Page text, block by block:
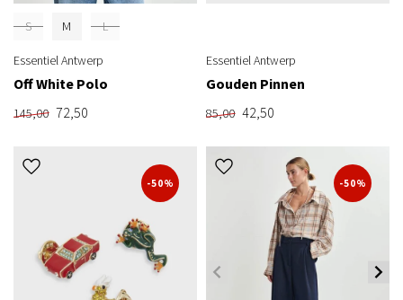
S M L
Essentiel Antwerp
Off White Polo
145,00 72,50
Essentiel Antwerp
Gouden Pinnen
85,00 42,50
-50% -50%